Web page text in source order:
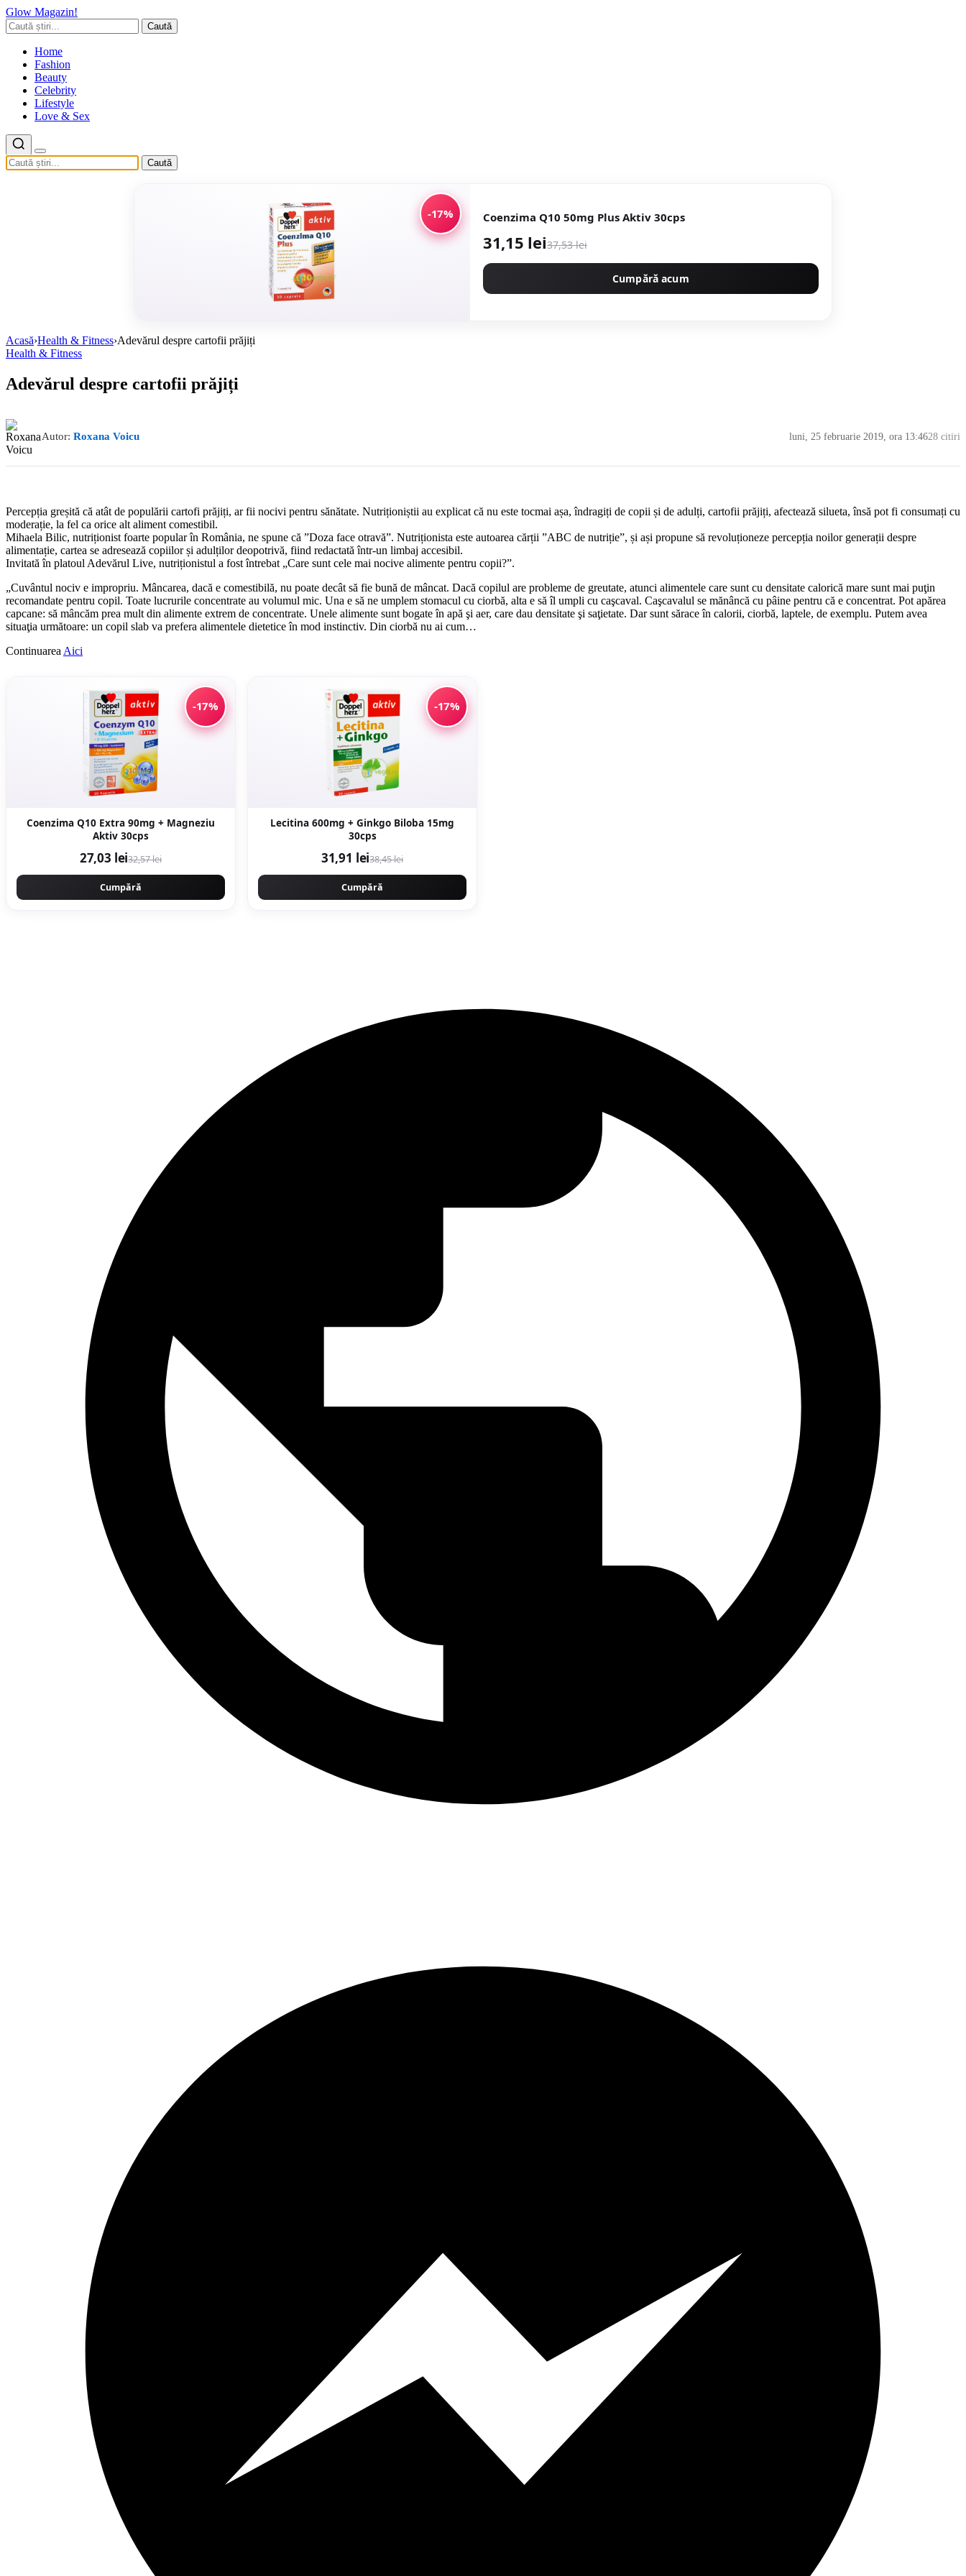
Glow Magazin!
Caută
Home
Fashion
Beauty
Celebrity
Lifestyle
Love & Sex
Caută
-17% Coenzima Q10 50mg Plus Aktiv 30cps
31,15 lei37,53 lei
Cumpără acum
Acasă›Health & Fitness›Adevărul despre cartofii prăjiți
Health & Fitness
Adevărul despre cartofii prăjiți
Autor: Roxana Voicu luni, 25 februarie 2019, ora 13:4628 citiri
Percepția greșită că atât de populării cartofi prăjiți, ar fii nocivi pentru sănătate. Nutriționiștii au explicat că nu este tocmai așa, îndragiți de copii și de adulți, cartofii prăjiți, afectează silueta, însă pot fi consumați cu
moderație, la fel ca orice alt aliment comestibil.
Mihaela Bilic, nutriționist foarte popular în România, ne spune că ”Doza face otravă”. Nutriționista este autoarea cărții ”ABC de nutriție”, și ași propune să revoluționeze percepția noilor generații despre
alimentație, cartea se adresează copiilor și adulților deopotrivă, fiind redactată într-un limbaj accesibil.
Invitată în platoul Adevărul Live, nutriționistul a fost întrebat „Care sunt cele mai nocive alimente pentru copii?”.
„Cuvântul nociv e impropriu. Mâncarea, dacă e comestibilă, nu poate decât să fie bună de mâncat. Dacă copilul are probleme de greutate, atunci alimentele care sunt cu densitate calorică mare sunt mai puţin
recomandate pentru copil. Toate lucrurile concentrate au volumul mic. Una e să ne umplem stomacul cu ciorbă, alta e să îl umpli cu caşcaval. Caşcavalul se mănâncă cu pâine pentru că e concentrat. Pot apărea
capcane: să mâncăm prea mult din alimente extrem de concentrate. Unele alimente sunt bogate în apă şi aer, care dau densitate şi saţietate. Dar sunt sărace în calorii, ciorbă, laptele, de exemplu. Putem avea
situaţia următoare: un copil slab va prefera alimentele dietetice în mod instinctiv. Din ciorbă nu ai cum…
Continuarea Aici
-17%
Coenzima Q10 Extra 90mg + Magneziu
Aktiv 30cps
27,03 lei32,57 lei
Cumpără
-17%
Lecitina 600mg + Ginkgo Biloba 15mg
30cps
31,91 lei38,45 lei
Cumpără